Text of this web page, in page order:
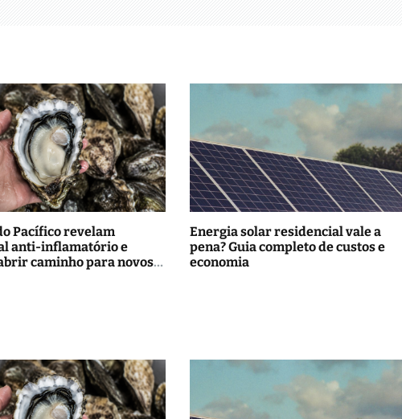
Pacífico revelam
anti-inflamatório e
caminho para novos
Energia solar residencial vale a
pena? Guia completo de custos e
economia